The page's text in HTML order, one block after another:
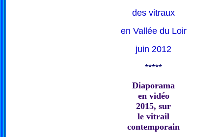
des vitraux
en Vallée du Loir
juin 2012
*****
Diaporama
en vidéo
2015, sur
le vitrail
contemporain